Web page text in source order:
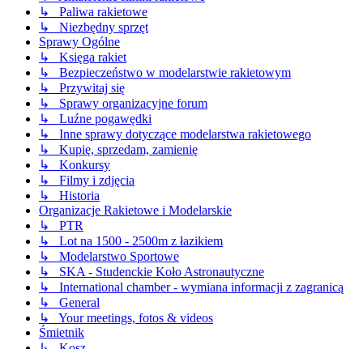
↳ Paliwa rakietowe
↳ Niezbędny sprzęt
Sprawy Ogólne
↳ Księga rakiet
↳ Bezpieczeństwo w modelarstwie rakietowym
↳ Przywitaj się
↳ Sprawy organizacyjne forum
↳ Luźne pogawędki
↳ Inne sprawy dotyczące modelarstwa rakietowego
↳ Kupię, sprzedam, zamienię
↳ Konkursy
↳ Filmy i zdjęcia
↳ Historia
Organizacje Rakietowe i Modelarskie
↳ PTR
↳ Lot na 1500 - 2500m z łazikiem
↳ Modelarstwo Sportowe
↳ SKA - Studenckie Koło Astronautyczne
↳ International chamber - wymiana informacji z zagranicą
↳ General
↳ Your meetings, fotos & videos
Śmietnik